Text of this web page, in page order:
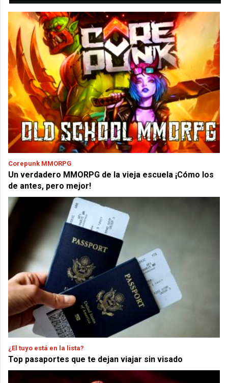
Corepunk MMORPG
Un verdadero MMORPG de la vieja escuela ¡Cómo los
de antes, pero mejor!
¿El tuyo está en la lista?
Top pasaportes que te dejan viajar sin visado